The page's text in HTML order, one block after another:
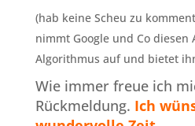
(hab keine Scheu zu
nimmt Google und Co diesen
Algorithmus auf und bietet
Wie immer freue ich
Rückmeldung. Ich